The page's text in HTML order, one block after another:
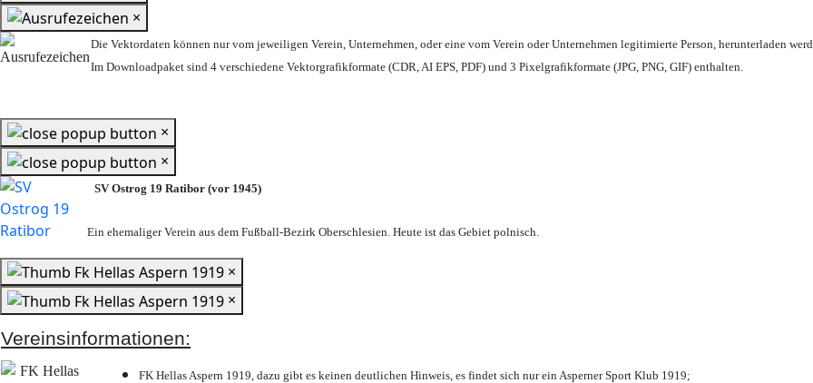
×
Die Vektordaten können nur vom jeweiligen Verein, Unternehmen, oder eine vom Verein oder Unternehmen legitimierte Person, herunterladen
Im Downloadpaket sind 4 verschiedene Vektorgrafikformate (CDR, AI EPS, PDF) und 3 Pixelgrafikformate (JPG, PNG, GIF) enthalten.
×
×
SV Ostrog 19 Ratibor (vor 1945)
Ein ehemaliger Verein aus dem Fußball-Bezirk Oberschlesien. Heute ist das Gebiet polnisch.
×
×
Vereinsinformationen:
FK Hellas Aspern 1919, dazu gibt es keinen deutlichen Hinweis, es findet sich nur ein Asperner Sport Klub 1919;